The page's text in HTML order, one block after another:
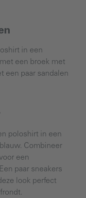
in een
een broek met
een paar sandalen
poloshirt in een
Combineer
een
paar sneakers
look perfect